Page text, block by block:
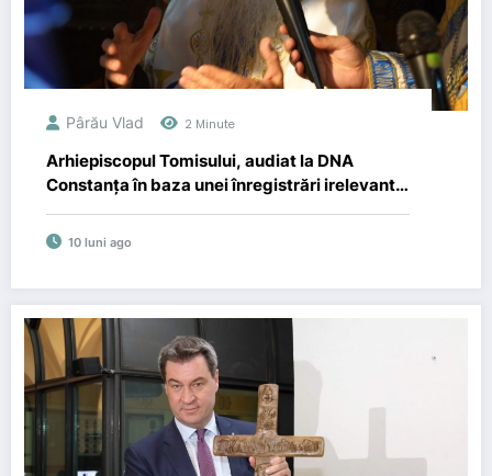
Pârău Vlad 2 Minute
Arhiepiscopul Tomisului, audiat la DNA
Constanţa în baza unei înregistrări irelevante.
Se încearcă discreditarea înaltpreasfințitului
Teodosie, consideră av. Adrian Cuculis
10 luni ago